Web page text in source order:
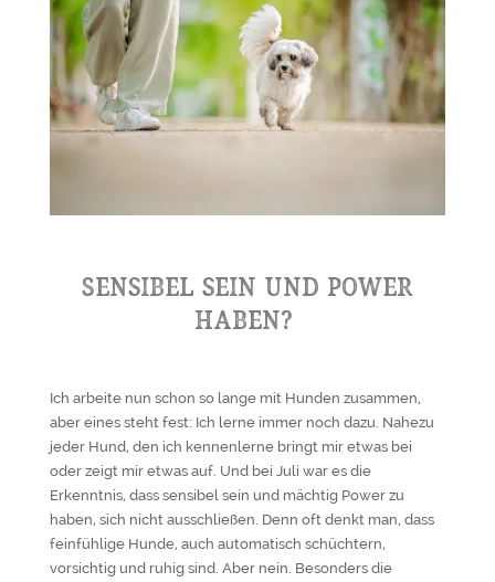
Sensibel sein und Power
haben?
Ich arbeite nun schon so lange mit Hunden zusammen,
aber eines steht fest: Ich lerne immer noch dazu. Nahezu
jeder Hund, den ich kennenlerne bringt mir etwas bei
oder zeigt mir etwas auf. Und bei Juli war es die
Erkenntnis, dass sensibel sein und mächtig Power zu
haben, sich nicht ausschließen. Denn oft denkt man, dass
feinfühlige Hunde, auch automatisch schüchtern,
vorsichtig und ruhig sind. Aber nein. Besonders die